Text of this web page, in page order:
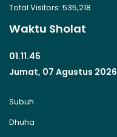
Total Visitors: 535,218
Waktu Sholat
01.11.45
Jumat, 07 Agustus 2026
Subuh
Dhuha